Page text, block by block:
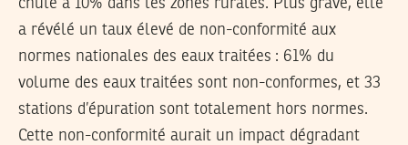
chute à 10% dans les zones rurales. Plus grave, elle
a révélé un taux élevé de non-conformité aux
normes nationales des eaux traitées : 61% du
volume des eaux traitées sont non-conformes, et 33
stations d’épuration sont totalement hors normes.
Cette non-conformité aurait un impact dégradant